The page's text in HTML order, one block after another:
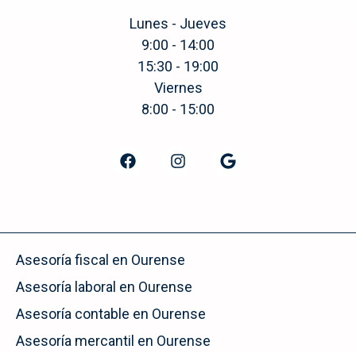
Lunes - Jueves
9:00 - 14:00
15:30 - 19:00
Viernes
8:00 - 15:00
Asesoría fiscal en Ourense
Asesoría laboral en Ourense
Asesoría contable en Ourense
Asesoría mercantil en Ourense